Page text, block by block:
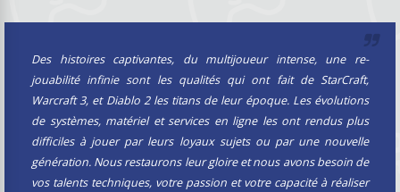
Des histoires captivantes, du multijoueur intense, une re-
jouabilité infinie sont les qualités qui ont fait de StarCraft,
Warcraft 3, et Diablo 2 les titans de leur époque. Les évolutions
de systèmes, matériel et services en ligne les ont rendus plus
difficiles à jouer par leurs loyaux sujets ou par une nouvelle
génération. Nous restaurons leur gloire et nous avons besoin de
vos talents techniques, votre passion et votre capacité à réaliser